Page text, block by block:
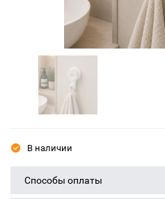
В наличии
Способы оплаты